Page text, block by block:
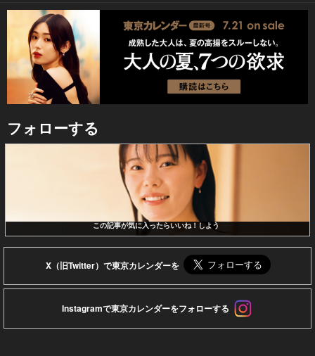
フォローする
この記事が気に入ったらいいね！しよう
X（旧Twitter）で東京カレンダーを
Instagramで東京カレンダーをフォローする